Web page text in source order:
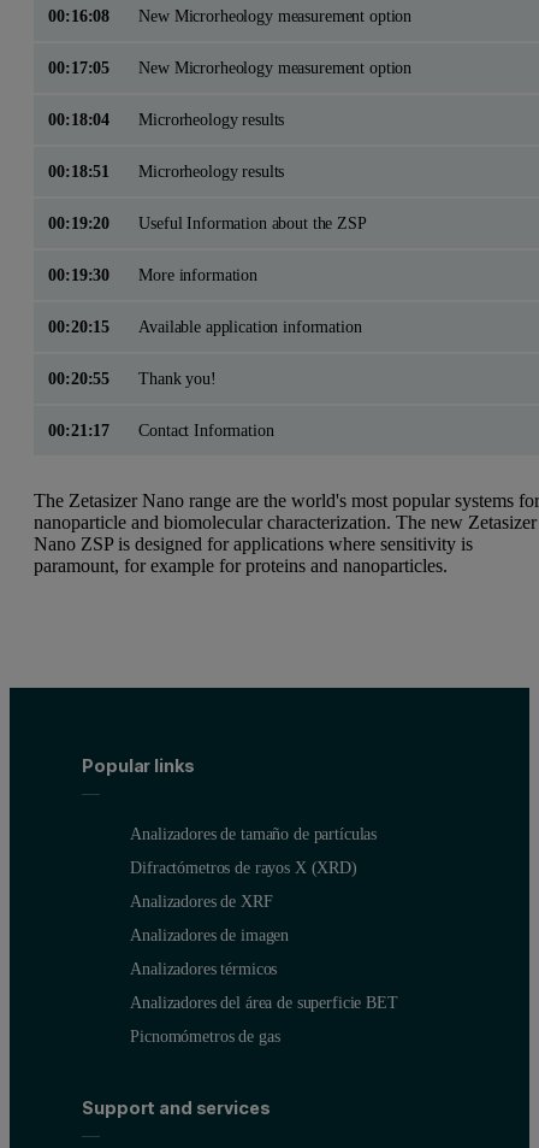
00:16:08 New Microrheology measurement option
00:17:05 New Microrheology measurement option
00:18:04 Microrheology results
00:18:51 Microrheology results
00:19:20 Useful Information about the ZSP
00:19:30 More information
00:20:15 Available application information
00:20:55 Thank you!
00:21:17 Contact Information
The Zetasizer Nano range are the world's most popular systems
nanoparticle and biomolecular characterization. The new Zetasizer
Nano ZSP is designed for applications where sensitivity is
paramount, for example for proteins and nanoparticles.
Popular links
Analizadores de tamaño de partículas
Difractómetros de rayos X (XRD)
Analizadores de XRF
Analizadores de imagen
Analizadores térmicos
Analizadores del área de superficie BET
Picnomómetros de gas
Support and services